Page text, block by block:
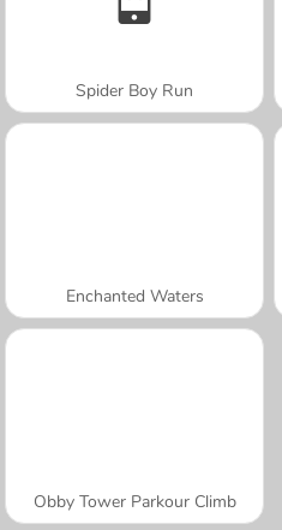
Spider Boy Run
Enchanted Waters
Obby Tower Parkour Climb